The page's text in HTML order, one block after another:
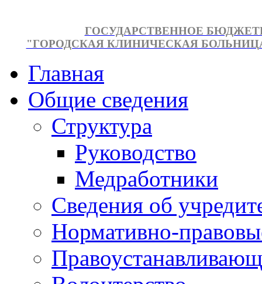
ГОСУДАРСТВЕННОЕ
"ГОРОДСКАЯ КЛИНИЧЕСКАЯ
Главная
Общие сведения
Структура
Руководство
Медработники
Сведения об
Нормативно-